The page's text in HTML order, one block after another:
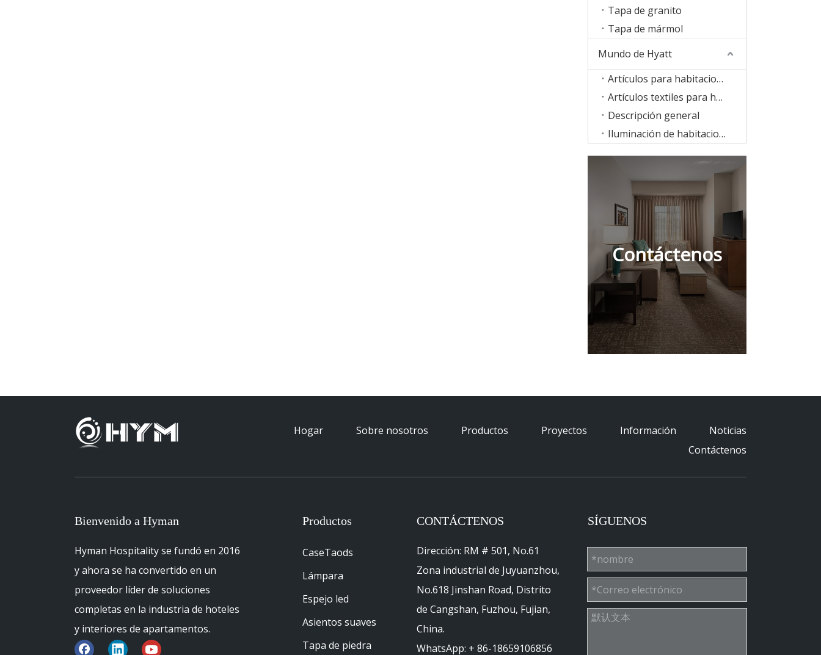
Tapa de granito
Tapa de mármol
Mundo de Hyatt
Artículos para habitaciones
Artículos textiles para habitaciones
Descripción general
Iluminación de habitaciones
Contáctenos
Hogar Sobre nosotros Productos Proyectos Información
Noticias
Contáctenos
Bienvenido a Hyman
Hyman Hospitality se fundó en 2016
y ahora se ha convertido en un
proveedor líder de soluciones
completas en la industria de hoteles
y interiores de apartamentos.
Productos
CaseTaods
Lámpara
Espejo led
Asientos suaves
Tapa de piedra
CONTÁCTENOS
Dirección: RM # 501, No.61
Zona industrial de Juyuanzhou,
No.618 Jinshan Road, Distrito
de Cangshan, Fuzhou, Fujian,
China.
WhatsApp: + 86-18659106856
SÍGUENOS